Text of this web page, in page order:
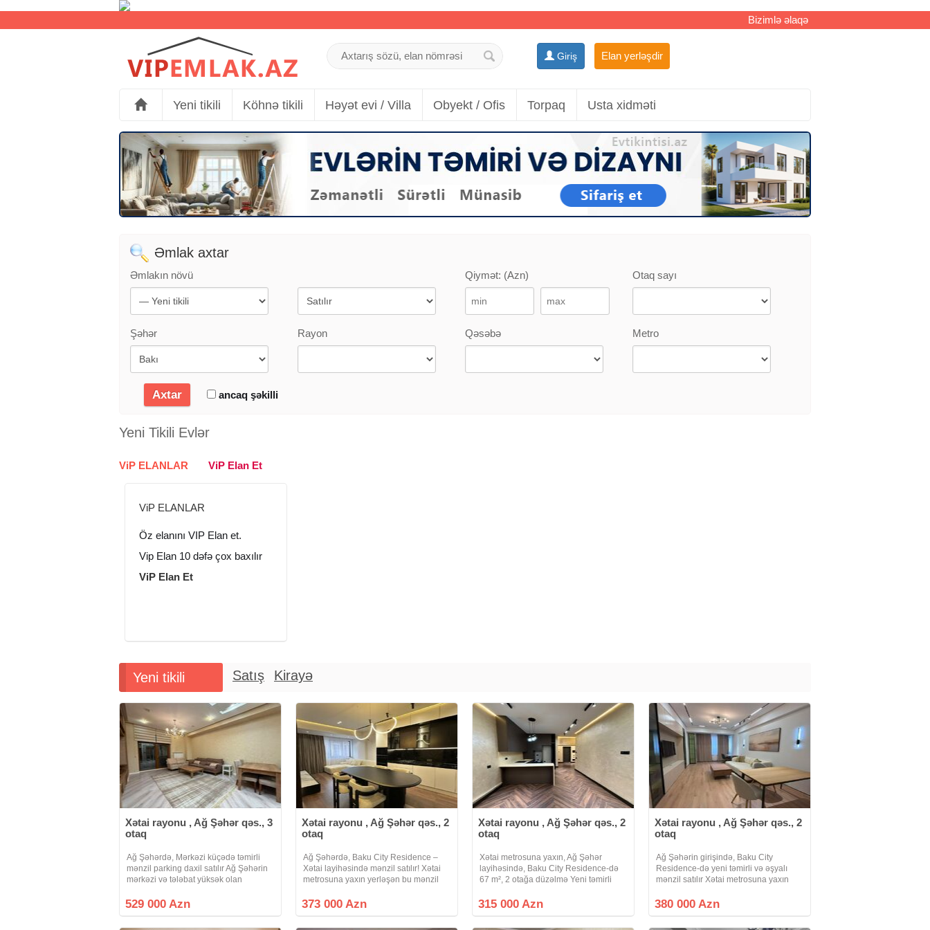
Bizimlə əlaqə
Giriş Elan yerləşdir
Yeni tikili Köhnə tikili Həyət evi / Villa Obyekt / Ofis Torpaq Usta xidməti
Əmlak axtar
Əmlakın növü Qiymət: (Azn) Otaq sayı
Şəhər Rayon Qəsəbə Metro
ancaq şəkilli
Yeni Tikili Evlər
ViP ELANLAR ViP Elan Et
ViP ELANLAR
Öz elanını VIP Elan et.
Vip Elan 10 dəfə çox baxılır
ViP Elan Et
Yeni tikili Satış Kirayə
Xətai rayonu , Ağ Şəhər qəs., 3
otaq
Ağ Şəhərdə, Mərkəzi küçədə təmirli
mənzil parking daxil satılır Ağ Şəhərin
mərkəzi və tələbat yüksək olan
rahat yaşayış, həm də hazır gəlir
529 000 Azn
Xətai rayonu , Ağ Şəhər qəs., 2
otaq
Ağ Şəhərdə, Baku City Residence –
Xətai layihəsində mənzil satılır! Xətai
metrosuna yaxın yerləşən bu mənzil
komplekslərindən birində yerləşir.
373 000 Azn
Xətai rayonu , Ağ Şəhər qəs., 2
otaq
Xətai metrosuna yaxın, Ağ Şəhər
layihəsində, Baku City Residence-də
67 m², 2 otağa düzəlmə Yeni təmirli
olunub Təmirdən sonra yaşayış
315 000 Azn
Xətai rayonu , Ağ Şəhər qəs., 2
otaq
Ağ Şəhərin girişində, Baku City
Residence-də yeni təmirli və əşyalı
mənzil satılır Xətai metrosuna yaxın
olan prestijli Baku City Residence
380 000 Azn